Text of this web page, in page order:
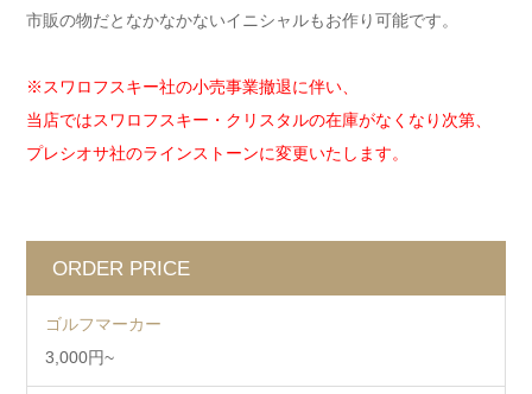
市販の物だとなかなかないイニシャルもお作り可能です。
※スワロフスキー社の小売事業撤退に伴い、
当店ではスワロフスキー・クリスタルの在庫がなくなり次第、
プレシオサ社のラインストーンに変更いたします。
ORDER PRICE
ゴルフマーカー
3,000円~